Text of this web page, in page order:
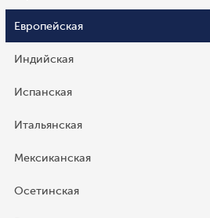
Европейская
Индийская
Испанская
Итальянская
Мексиканская
Осетинская